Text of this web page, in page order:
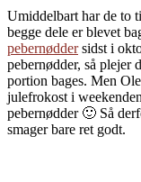
Umiddelbart har de to
begge dele er blevet
pebernøddersidst i
pebernødder, så plejer
portion bages. Men
julefrokost i
pebernødder 🙂 Så
smager bare ret godt.